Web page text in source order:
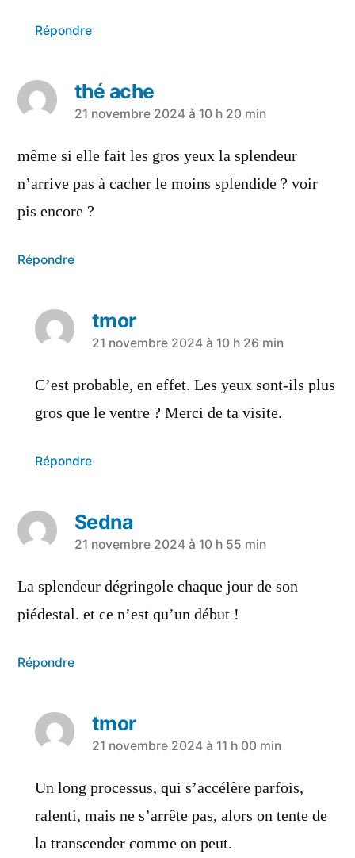
Répondre
thé ache
21 novembre 2024 à 10 h 20 min
même si elle fait les gros yeux la splendeur
n’arrive pas à cacher le moins splendide ? voir
pis encore ?
Répondre
tmor
21 novembre 2024 à 10 h 26 min
C’est probable, en effet. Les yeux sont-ils plus
gros que le ventre ? Merci de ta visite.
Répondre
Sedna
21 novembre 2024 à 10 h 55 min
La splendeur dégringole chaque jour de son
piédestal. et ce n’est qu’un début !
Répondre
tmor
21 novembre 2024 à 11 h 00 min
Un long processus, qui s’accélère parfois,
ralenti, mais ne s’arrête pas, alors on tente de
la transcender comme on peut.